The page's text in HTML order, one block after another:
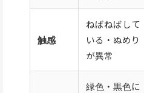
触感
ねばねばして
いる・ぬめり
が異常
緑色・黒色に